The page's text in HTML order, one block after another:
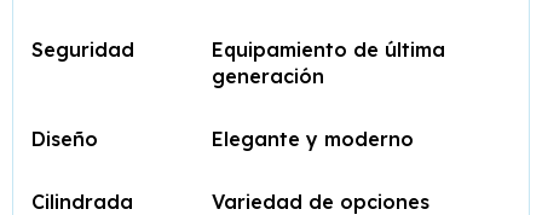
Seguridad
Equipamiento de última
generación
Diseño Elegante y moderno
Cilindrada
Variedad de opciones